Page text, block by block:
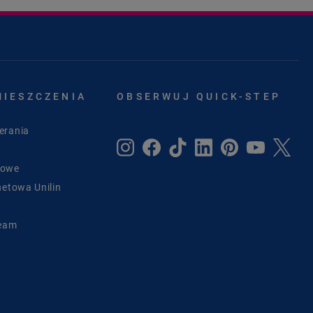
Unilin
OBSERWUJ QUICK-STEP